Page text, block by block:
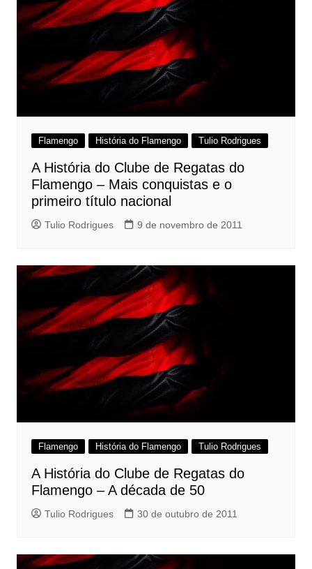
Flamengo História do Flamengo Tulio Rodrigues
A História do Clube de Regatas do
Flamengo – Mais conquistas e o
primeiro título nacional
Tulio Rodrigues 9 de novembro de 2011
Flamengo História do Flamengo Tulio Rodrigues
A História do Clube de Regatas do
Flamengo – A década de 50
Tulio Rodrigues 30 de outubro de 2011